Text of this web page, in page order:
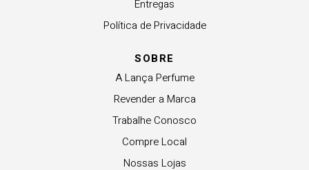
Entregas
Política de Privacidade
SOBRE
A Lança Perfume
Revender a Marca
Trabalhe Conosco
Compre Local
Nossas Lojas